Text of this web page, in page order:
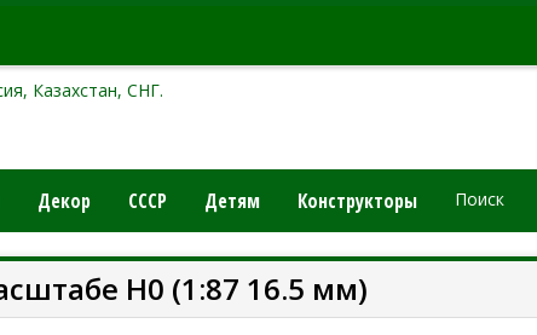
Казахстан, СНГ.
Декор СССР Детям Конструкторы Поиск
H0 (1:87 16.5 мм)